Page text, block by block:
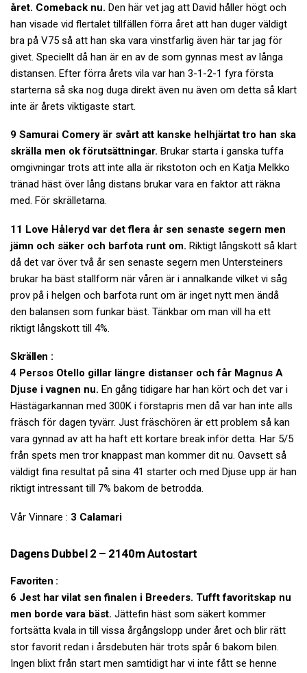
året. Comeback nu. Den här vet jag att David håller högt och
han visade vid flertalet tillfällen förra året att han duger väldigt
bra på V75 så att han ska vara vinstfarlig även här tar jag för
givet. Speciellt då han är en av de som gynnas mest av långa
distansen. Efter förra årets vila var han 3-1-2-1 fyra första
starterna så ska nog duga direkt även nu även om detta så klart
inte är årets viktigaste start.
9 Samurai Comery är svårt att kanske helhjärtat tro han ska
skrälla men ok förutsättningar. Brukar starta i ganska tuffa
omgivningar trots att inte alla är rikstoton och en Katja Melkko
tränad häst över lång distans brukar vara en faktor att räkna
med. För skrälletarna.
11 Love Håleryd var det flera år sen senaste segern men
jämn och säker och barfota runt om. Riktigt långskott så klart
då det var över två år sen senaste segern men Untersteiners
brukar ha bäst stallform när våren är i annalkande vilket vi såg
prov på i helgen och barfota runt om är inget nytt men ändå
den balansen som funkar bäst. Tänkbar om man vill ha ett
riktigt långskott till 4%.
Skrällen :
4 Persos Otello gillar längre distanser och får Magnus A
Djuse i vagnen nu. En gång tidigare har han kört och det var i
Hästägarkannan med 300K i förstapris men då var han inte alls
fräsch för dagen tyvärr. Just fräschören är ett problem så kan
vara gynnad av att ha haft ett kortare break inför detta. Har 5/5
från spets men tror knappast man kommer dit nu. Oavsett så
väldigt fina resultat på sina 41 starter och med Djuse upp är han
riktigt intressant till 7% bakom de betrodda.
Vår Vinnare : 3 Calamari
Dagens Dubbel 2 – 2140m Autostart
Favoriten :
6 Jest har vilat sen finalen i Breeders. Tufft favoritskap nu
men borde vara bäst. Jättefin häst som säkert kommer
fortsätta kvala in till vissa årgångslopp under året och blir rätt
stor favorit redan i årsdebuten här trots spår 6 bakom bilen.
Ingen blixt från start men samtidigt har vi inte fått se henne